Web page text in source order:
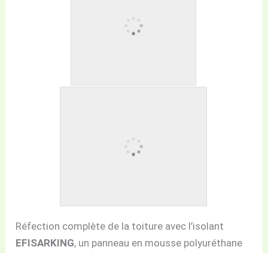
Réfection complète de la toiture avec l’isolant
EFISARKING, un panneau en mousse polyuréthane